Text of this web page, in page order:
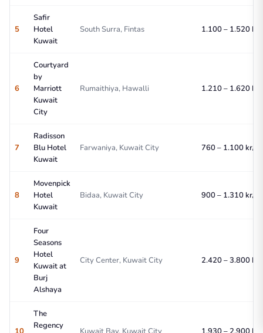
5
Safir
Hotel
Kuwait
South Surra, Fintas 1.100 – 1.520 kr/
6
Courtyard
by
Marriott
Kuwait
City
Rumaithiya, Hawalli 1.210 – 1.620 kr/
7
Radisson
Blu Hotel
Kuwait
Farwaniya, Kuwait City 760 – 1.100 kr/
8
Movenpick
Hotel
Kuwait
Bidaa, Kuwait City 900 – 1.310 kr/
9
Four
Seasons
Hotel
Kuwait at
Burj
Alshaya
City Center, Kuwait City 2.420 – 3.800 kr/
The
Regency